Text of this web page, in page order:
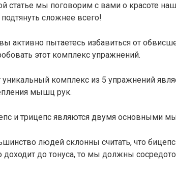
статье мы поговорим с вами о красоте
подтянуть сложнее всего!
активно пытаетесь избавиться от
этот комплекс упражнений.
уникальный комплекс из 5 упражнений
мышц рук.
и трицепс являются двумя основными
людей склонны считать, что
доходит до тонуса, то мы должны